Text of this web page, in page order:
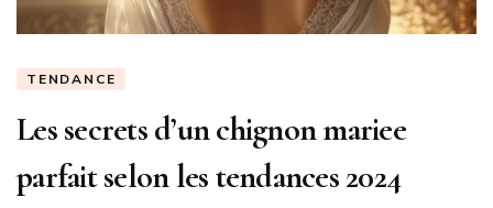
TENDANCE
Les secrets d’un chignon mariee
parfait selon les tendances 2024